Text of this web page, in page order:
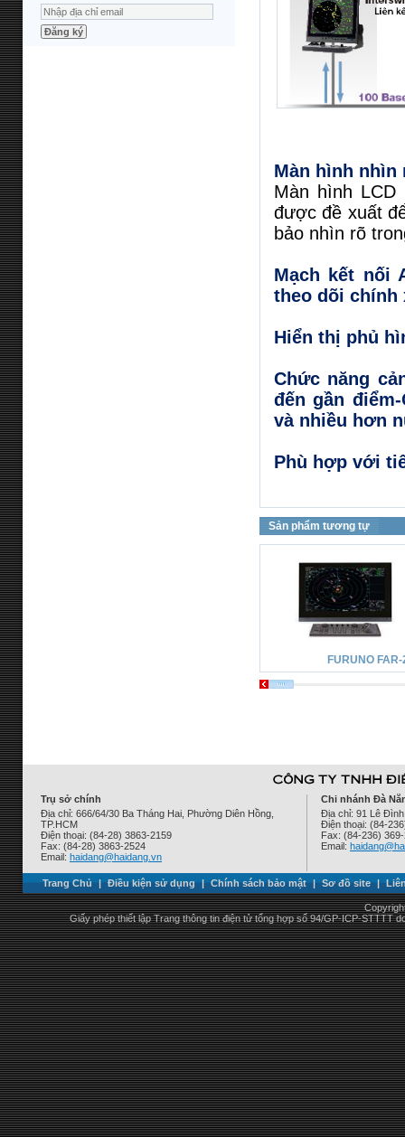
Màn hình nhìn
Màn hình LCD
được đề xuất
bảo nhìn rõ
Mạch kết nối
theo dõi chính
Hiển thị phủ
Chức năng
đến gần
và nhiều hơn
Phù hợp với
Sản phẩm tương tự
FURUNO
Trụ sở chính
Địa chỉ: 666/64/30 Ba Tháng Hai, Phường Diên Hồng,
TP.HCM
Điện thoại: (84-28) 3863-2159
Fax: (84-28) 3863-2524
Email: haidang@haidang.vn
Chi nhánh Đà
Địa chỉ: 91 Lê
Điện thoại: (84-
Fax: (84-236)
Email:
Trang Chủ | Điều kiện sử dụng | Chính sách bảo mật | Sơ đồ site |
Giấy phép thiết lập Trang thông tin điện tử tổng hợp số 94/GP-ICP-STTTT